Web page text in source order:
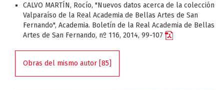
CALVO MARTÍN, Rocío, "Nuevos datos acerca de la colección
Valparaíso de la Real Academia de Bellas Artes de San
Fernando", Academia. Boletín de la Real Academia de Bellas
Artes de San Fernando, nº 116, 2014, 99-107
Obras del mismo autor [85]